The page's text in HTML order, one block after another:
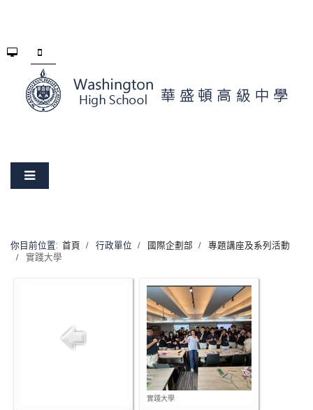
你目前位置: 首頁 行政單位 國際企劃部
專題講座及系列活動
實踐大學
實踐大學